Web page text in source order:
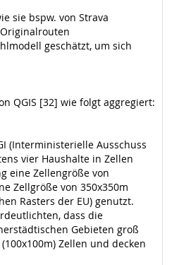
sie bspw. von Strava
geschätzt, um sich
QGIS [32] wie folgt aggregiert:
(Interministerielle Ausschuss
vier Haushalte in Zellen
eine Zellengröße von
Zellgröße von 350x350m
Rasters der EU) genutzt.
dass die
Gebieten groß
Zellen und decken